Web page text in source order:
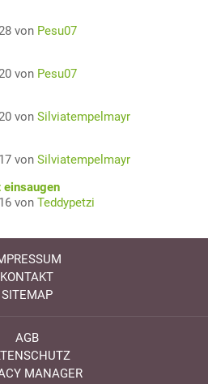
von Pesu07
von Pesu07
von Silviatempelmayr
von Silviatempelmayr
einsaugen
von Teddypetzi
KONTAKT
SITEMAP
AGB
MANAGER